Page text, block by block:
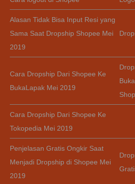
Alasan Tidak Bisa Input Resi yang
Sama Saat Dropship Shopee Mei
2019
Cara Dropship Dari Shopee Ke
BukaLapak Mei 2019
Cara Dropship Dari Shopee Ke
Tokopedia Mei 2019
Penjelasan Gratis Ongkir Saat
Menjadi Dropship di Shopee Mei
2019